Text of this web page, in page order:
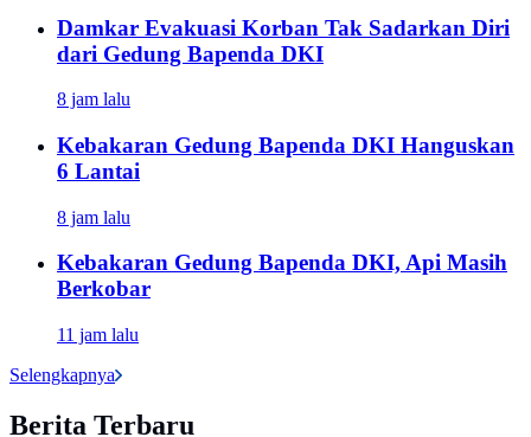
Damkar Evakuasi Korban Tak Sadarkan Diri
dari Gedung Bapenda DKI
8 jam lalu
Kebakaran Gedung Bapenda DKI Hanguskan
6 Lantai
8 jam lalu
Kebakaran Gedung Bapenda DKI, Api Masih
Berkobar
11 jam lalu
Selengkapnya
Berita Terbaru